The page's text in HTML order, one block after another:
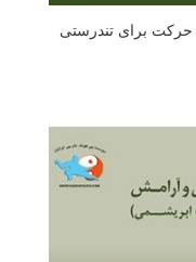
آموزش فرم ۸ حرکتی یانگ تای چی (۸ حرکت برای تندرستی